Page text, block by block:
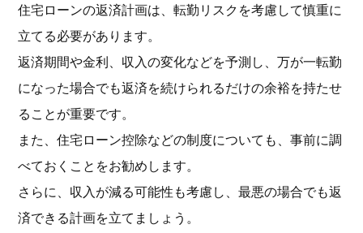
住宅ローンの返済計画は、転勤リスクを考慮して慎重に
立てる必要があります。
返済期間や金利、収入の変化などを予測し、万が一転勤
になった場合でも返済を続けられるだけの余裕を持たせ
ることが重要です。
また、住宅ローン控除などの制度についても、事前に調
べておくことをお勧めします。
さらに、収入が減る可能性も考慮し、最悪の場合でも返
済できる計画を立てましょう。